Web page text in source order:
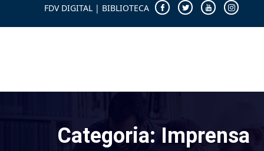
FDV DIGITAL | BIBLIOTECA
Categoria: Imprensa